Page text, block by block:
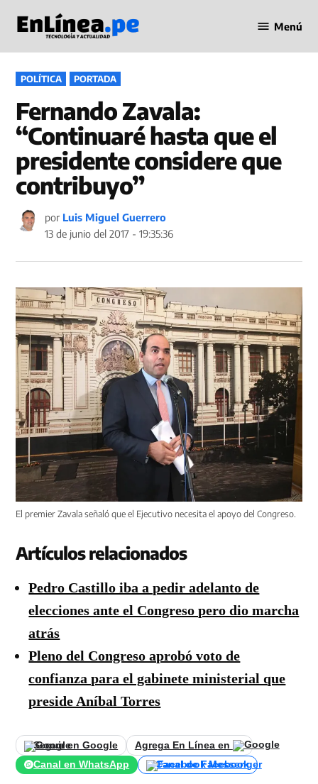
contenido
en Línea
Menú
PUBLICADO
EN
POLÍTICA PORTADA
Fernando Zavala:
“Continuaré hasta que el
presidente considere que
contribuyo”
por Luis Miguel Guerrero
13 de junio del 2017 - 19:35:36
El premier Zavala señaló que el Ejecutivo necesita el apoyo del Congreso.
Artículos relacionados
Pedro Castillo iba a pedir adelanto de
elecciones ante el Congreso pero dio marcha
atrás
Pleno del Congreso aprobó voto de
confianza para el gabinete ministerial que
preside Aníbal Torres
Seguir en Google
Agrega En Línea en
Canal en WhatsApp
Canal de Facebook